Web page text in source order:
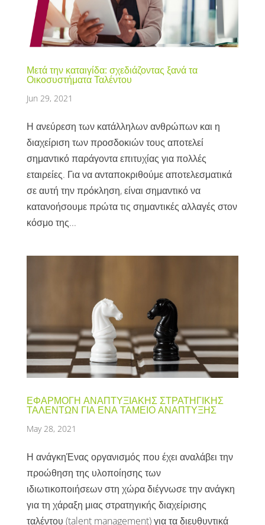
Μετά την καταιγίδα: σχεδιάζοντας ξανά τα
Οικοσυστήματα Ταλέντου
Jun 29, 2021
Η ανεύρεση των κατάλληλων ανθρώπων και η
διαχείριση των προσδοκιών τους αποτελεί
σημαντικό παράγοντα επιτυχίας για πολλές
εταιρείες. Για να ανταποκριθούμε αποτελεσματικά
σε αυτή την πρόκληση, είναι σημαντικό να
κατανοήσουμε πρώτα τις σημαντικές αλλαγές στον
κόσμο της...
ΕΦΑΡΜΟΓΗ ΑΝΑΠΤΥΞΙΑΚΗΣ ΣΤΡΑΤΗΓΙΚΗΣ
ΤΑΛΕΝΤΩΝ ΓΙΑ ΕΝΑ ΤΑΜΕΙΟ ΑΝΑΠΤΥΞΗΣ
May 28, 2021
Η ανάγκηΈνας οργανισμός που έχει αναλάβει την
προώθηση της υλοποίησης των
ιδιωτικοποιήσεων στη χώρα διέγνωσε την ανάγκη
για τη χάραξη μιας στρατηγικής διαχείρισης
ταλέντου (talent management) για τα διευθυντικά